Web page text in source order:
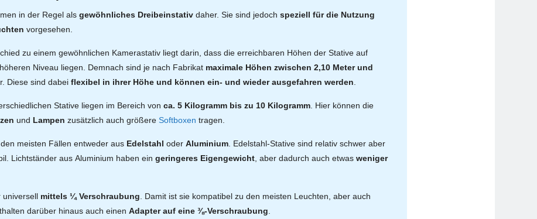
in der Regel alsgewöhnliches Dreibeinstativ daher. Sie sind jedochspeziell für die Nutzung
vorgesehen.
zu einem gewöhnlichen Kamerastativ liegt darin, dass die erreichbaren Höhen der Stative auf
Niveau liegen. Demnach sind je nach Fabrikat maximale Höhen zwischen 2,10 Meter und
Diese sind dabeiflexibel in ihrer Höhe und können ein- und wieder ausgefahren werden
Stative liegen im Bereich vonca. 5 Kilogramm bis zu 10 Kilogramm . Hier können die
und Lampenzusätzlich auch größereSoftboxentragen.
meisten Fällen entweder aus EdelstahloderAluminium . Edelstahl-Stative sind relativ schwer aber
Lichtständer aus Aluminium haben eingeringeres Eigengewicht , aber dadurch auch etwasweniger
universell mittels ¼ Verschraubung . Damit ist sie kompatibel zu den meisten Leuchten, aber auch
darüber hinaus auch einenAdapter auf eine ⅜-Verschraubung